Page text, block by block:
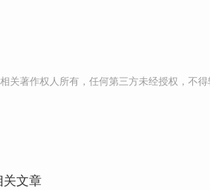
关著作权人所有，任何第三方未经授权，不
关文章